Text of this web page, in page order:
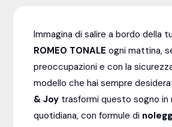
Immagina di salire a bordo della
ROMEO TONALE ogni mattina,
preoccupazioni e con la
modello che hai sempre
& Joy trasformi questo sogno in
quotidiana, con formule di